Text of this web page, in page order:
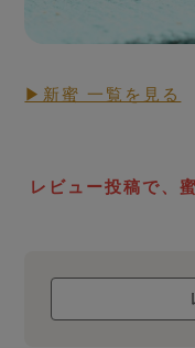
RAW HONEY
ローハニ
▶新蜜 一覧を見る
レビュー投稿で、